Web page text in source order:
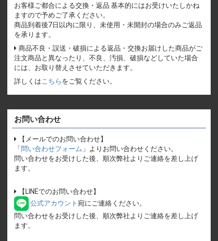
お客様ご都合による交換・返品 基本的にはお受けいたしかね
ますので予めご了承ください。
商品到着後7日以内に限り、未使用・未開封の場合のみご返品
を承ります。
商品不良・誤送・破損による返品・交換お届けした商品がご
注文商品と異なったり、不良、汚損、破損などしていた場合
には、お取り替えさせていただきます。
詳しくはこちらをご覧ください。
お問い合わせ
【メールでのお問い合わせ】
「 問い合わせフォーム 」よりお問い合わせください。
問い合わせをお受けした後、順次弊社よりご連絡を差し上げ
ます。
【LINEでのお問い合わせ】
公式アカウント宛にご連絡ください。
問い合わせをお受けした後、順次弊社よりご連絡を差し上げ
ます。